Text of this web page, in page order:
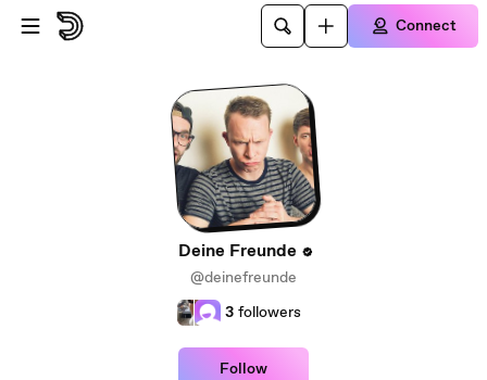
Skip to main content
Connect
Deine Freunde
@deinefreunde
3 followers
Follow